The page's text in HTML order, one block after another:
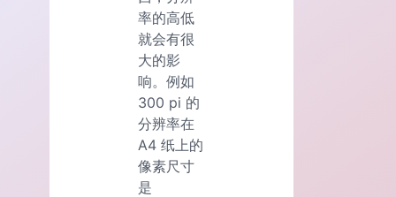
率的高低
就会有很
大的影
响。例如
300 pi 的
分辨率在
A4 纸上的
像素尺寸
是